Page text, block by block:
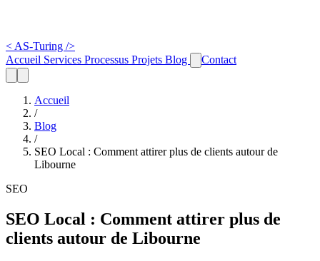
< AS-Turing />
Accueil Services Processus Projets Blog Contact
Accueil
/
Blog
/
SEO Local : Comment attirer plus de clients autour de
Libourne
SEO
SEO Local : Comment attirer plus de
clients autour de Libourne